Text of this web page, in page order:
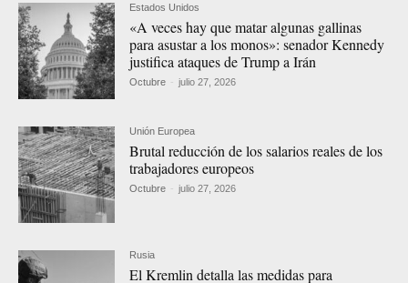
Estados Unidos
«A veces hay que matar algunas gallinas
para asustar a los monos»: senador Kennedy
justifica ataques de Trump a Irán
Octubre - julio 27, 2026
Unión Europea
Brutal reducción de los salarios reales de los
trabajadores europeos
Octubre - julio 27, 2026
Rusia
El Kremlin detalla las medidas para